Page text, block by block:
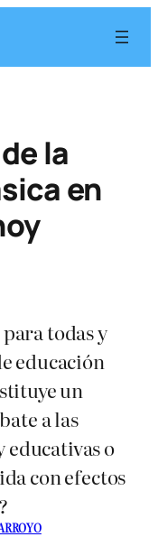
la
en
todas y
educación
un
a las
educativas o
con efectos